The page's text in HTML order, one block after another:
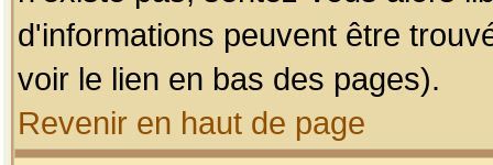
d'informations peuvent être
voir le lien en bas des pages).
Revenir en haut de page